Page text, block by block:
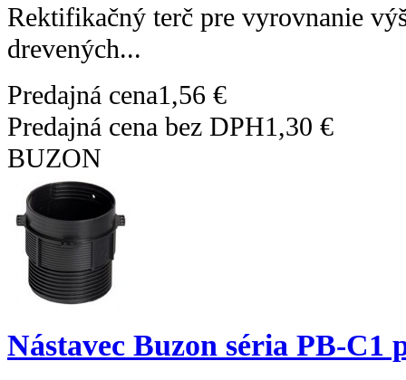
Rektifikačný terč pre vyrovnanie
drevených...
Predajná cena1,56 €
Predajná cena bez DPH1,30 €
BUZON
Nástavec Buzon séria PB-C1